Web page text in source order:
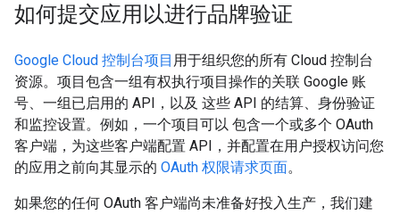
如何提交应用以进行品牌验证
Google Cloud 控制台项目 用于组织您的所有 Cloud 控制台
资源。项目包含一组有权执行项目操作的关联 Google 账
号、一组已启用的 API，以及 这些 API 的结算、身份验证
和监控设置。例如，一个项目可以 包含一个或多个 OAuth
客户端，为这些客户端配置 API，并配置在用户授权访问您
的应用之前向其显示的 OAuth 权限请求页面。
如果您的任何 OAuth 客户端尚未准备好投入生产，我们建